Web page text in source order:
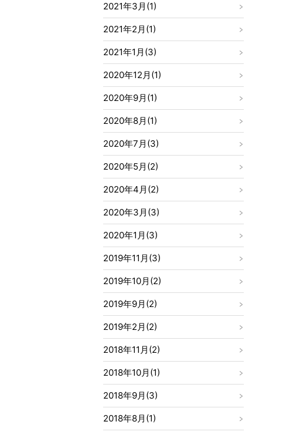
2021年3月(1)
2021年2月(1)
2021年1月(3)
2020年12月(1)
2020年9月(1)
2020年8月(1)
2020年7月(3)
2020年5月(2)
2020年4月(2)
2020年3月(3)
2020年1月(3)
2019年11月(3)
2019年10月(2)
2019年9月(2)
2019年2月(2)
2018年11月(2)
2018年10月(1)
2018年9月(3)
2018年8月(1)